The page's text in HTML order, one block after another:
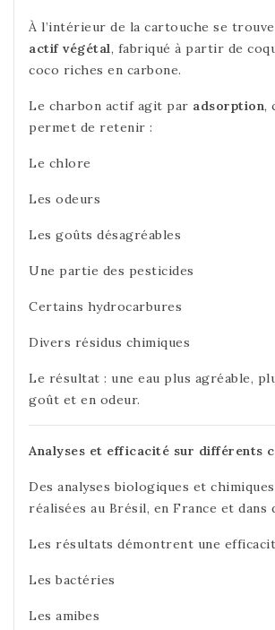
À l’intérieur de la cartouche se
actif végétal, fabriqué à partir de
coco riches en carbone.
Le charbon actif agit par adsorption,
permet de retenir :
Le chlore
Les odeurs
Les goûts désagréables
Une partie des pesticides
Certains hydrocarbures
Divers résidus chimiques
Le résultat : une eau plus agréable,
goût et en odeur.
Analyses et efficacité sur différents
Des analyses biologiques et
réalisées au Brésil, en France et dans
Les résultats démontrent une
Les bactéries
Les amibes